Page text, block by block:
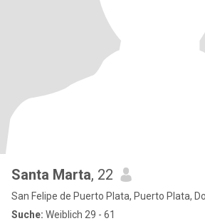
Santa Marta, 22
San Felipe de Puerto Plata, Puerto Plata,
Suche: Weiblich 29 - 61